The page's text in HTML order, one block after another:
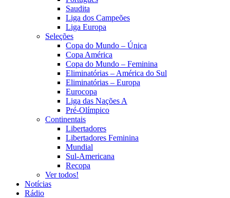
Saudita
Liga dos Campeões
Liga Europa
Seleções
Copa do Mundo – Única
Copa América
Copa do Mundo – Feminina
Eliminatórias – América do Sul
Eliminatórias – Europa
Eurocopa
Liga das Nações A
Pré-Olímpico
Continentais
Libertadores
Libertadores Feminina
Mundial
Sul-Americana
Recopa
Ver todos!
Notícias
Rádio